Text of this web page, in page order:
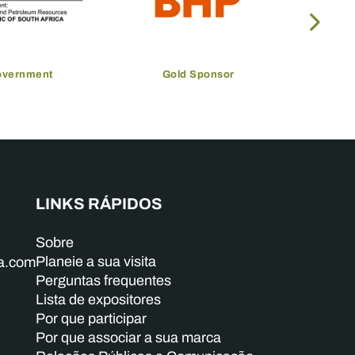
Gold Sponsor
LINKS RÁPIDOS
Sobre
Planeie a sua visita
Perguntas frequentes
Lista de expositores
Por que participar
Por que associar a sua marca